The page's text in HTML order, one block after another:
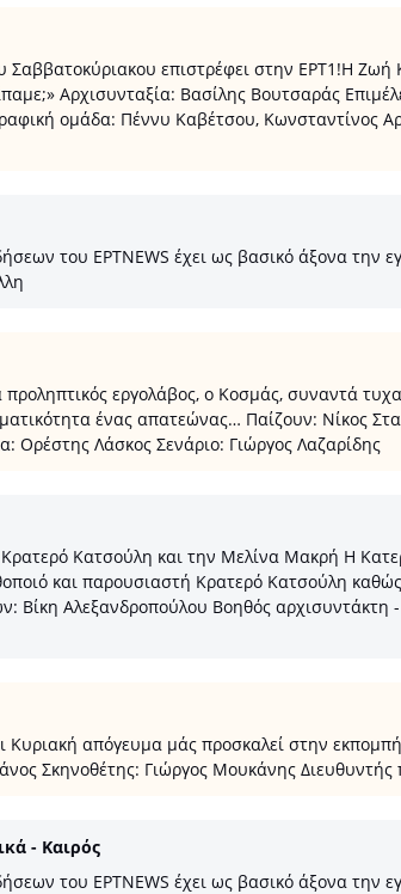
επιστρέφει στην ΕΡΤ1!Η Ζωή
Αρχισυνταξία: Βασίλης Βουτσαράς
ομάδα: Πέννυ Καβέτσου,
του ΕΡΤNEWS έχει ως βασικό άξονα την
εργολάβος, ο Κοσμάς, συναντά
ένας απατεώνας… Παίζουν: Νίκος
Ορέστης Λάσκος Σενάριο: Γιώργος Λαζαρίδης
Κατσούλη και την Μελίνα Μακρή Η
και παρουσιαστή Κρατερό Κατσούλη
Αλεξανδροπούλου Βοηθός
απόγευμα μάς προσκαλεί στην
Σκηνοθέτης: Γιώργος Μουκάνης
- Καιρός
του ΕΡΤNEWS έχει ως βασικό άξονα την